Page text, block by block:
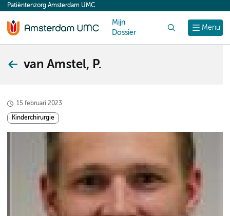
content
Menu
Patiëntenzorg Amsterdam UMC
Mijn
Dossier
van Amstel, P.
15 februari 2023
Kinderchirurgie